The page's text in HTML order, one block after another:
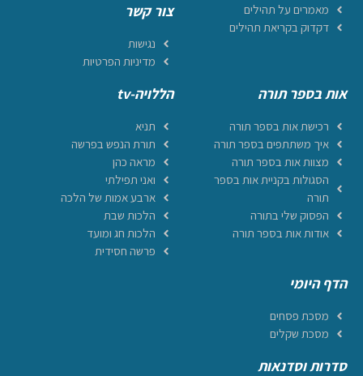
מאמרים על תהילים
דקדוק בקריאת תהילים
צור קשר
נגישות
מדיניות הפרטיות
אות בספר תורה
רכישת אות בספר תורה
איך משתתפים בספר תורה
מצוות אות בספר תורה
הסגולות בקניית אות בספר
תורה
הפסוק שלי בתורה
אודות אות בספר תורה
הללויה-tv
תניא
תורת הנפש בפרשה
מראה כהן
ואני תפילתי
ארבע אמות של הלכה
הלכות שבת
הלכות חג ומועד
פרשה חסידית
הדף היומי
מסכת פסחים
מסכת שקלים
סדרות וסדנאות